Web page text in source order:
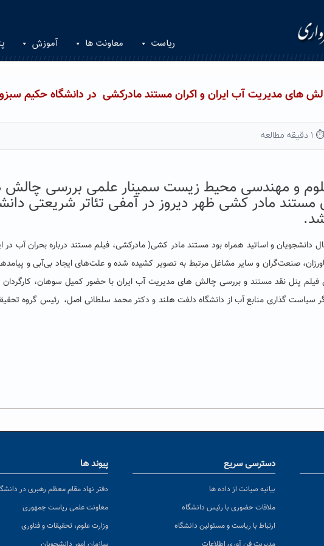
ریاست معاونت ها آموزش
های مدیریت آب ایران و اکران مستند مادرکشی در دانشگاه حکیم
⏱ ۱ دقیقه مطالعه
و مهندسی محیط زیست سمینار علمی بررسی چالش
مستند مادر کشی ظهر دیروز در آمفی تئاتر شریعتی
دانشجویان و اساتید همراه بود مستند مادر کشی( مادرکشی، فیلم مستند درباره بحران آب در
صنعت‌گران و سایر مشاغل مرتبط به تصویر کشیده شده و علت‌های ایجاد بی‌آبی و
پنل نقد مستند و بررسی چالش های مدیریت آب ایران با حضور کمیل سوهان،
سیاست گذاری منابع آب از دانشگاه دلفت هلند و دکتر محمد سلطانی اصل، رئیس گروه
دسترسی سریع
بیانیه صیانت از داده ها
ملاقات حضوری با رئیس دانشگاه
ارتباط با ریاست و مسئولین دانشگاه
پیوند ها
دفتر نهاد مقام معظم رهبری در
معاونت علمی ریاست جمهوری
وزارت علوم، تحقیقات و فناوری